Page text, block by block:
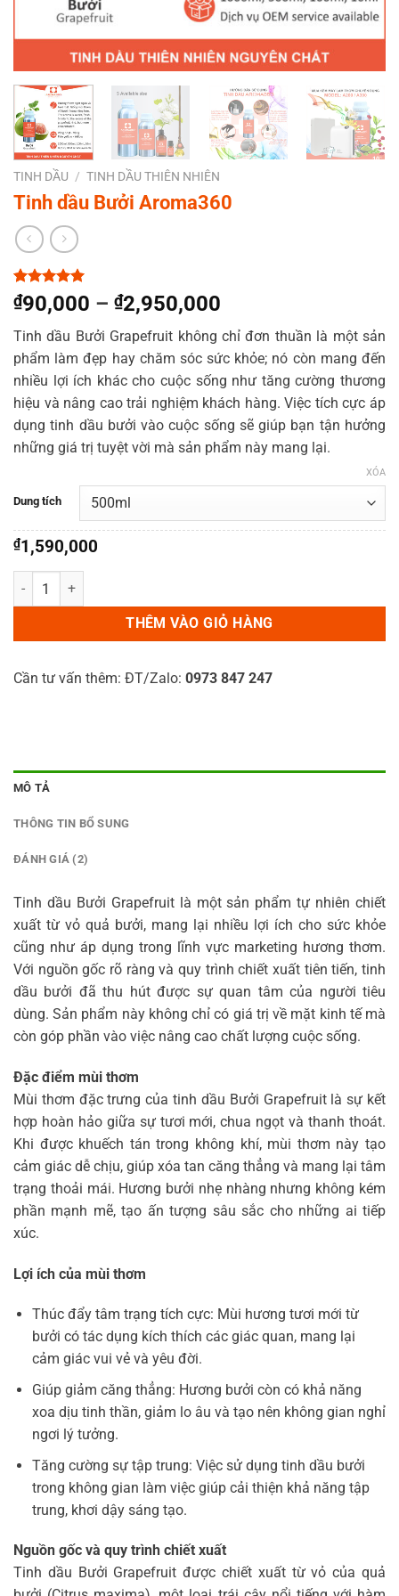
TINH DẦU / TINH DẦU THIÊN NHIÊN
Tinh dầu Bưởi Aroma360
5.00trên 5
dựa trên
1
₫90,000 – ₫2,950,000
Tinh dầu Bưởi Grapefruit không chỉ đơn thuần là một sản
phẩm làm đẹp hay chăm sóc sức khỏe; nó còn mang đến
nhiều lợi ích khác cho cuộc sống như tăng cường thương
hiệu và nâng cao trải nghiệm khách hàng. Việc tích cực áp
dụng tinh dầu bưởi vào cuộc sống sẽ giúp bạn tận hưởng
những giá trị tuyệt vời mà sản phẩm này mang lại.
Dung tích
XÓA
₫1,590,000
Tinh dầu Bưởi Aroma360 số lượng
THÊM VÀO GIỎ HÀNG
Cần tư vấn thêm: ĐT/Zalo: 0973 847 247
MÔ TẢ
THÔNG TIN BỔ SUNG
ĐÁNH GIÁ (2)
Tinh dầu Bưởi Grapefruit là một sản phẩm tự nhiên chiết
xuất từ vỏ quả bưởi, mang lại nhiều lợi ích cho sức khỏe
cũng như áp dụng trong lĩnh vực marketing hương thơm.
Với nguồn gốc rõ ràng và quy trình chiết xuất tiên tiến, tinh
dầu bưởi đã thu hút được sự quan tâm của người tiêu
dùng. Sản phẩm này không chỉ có giá trị về mặt kinh tế mà
còn góp phần vào việc nâng cao chất lượng cuộc sống.
Đặc điểm mùi thơm
Mùi thơm đặc trưng của tinh dầu Bưởi Grapefruit là sự kết
hợp hoàn hảo giữa sự tươi mới, chua ngọt và thanh thoát.
Khi được khuếch tán trong không khí, mùi thơm này tạo
cảm giác dễ chịu, giúp xóa tan căng thẳng và mang lại tâm
trạng thoải mái. Hương bưởi nhẹ nhàng nhưng không kém
phần mạnh mẽ, tạo ấn tượng sâu sắc cho những ai tiếp
xúc.
Lợi ích của mùi thơm
Thúc đẩy tâm trạng tích cực: Mùi hương tươi mới từ
bưởi có tác dụng kích thích các giác quan, mang lại
cảm giác vui vẻ và yêu đời.
Giúp giảm căng thẳng: Hương bưởi còn có khả năng
xoa dịu tinh thần, giảm lo âu và tạo nên không gian nghỉ
ngơi lý tưởng.
Tăng cường sự tập trung: Việc sử dụng tinh dầu bưởi
trong không gian làm việc giúp cải thiện khả năng tập
trung, khơi dậy sáng tạo.
Nguồn gốc và quy trình chiết xuất
Tinh dầu Bưởi Grapefruit được chiết xuất từ vỏ của quả